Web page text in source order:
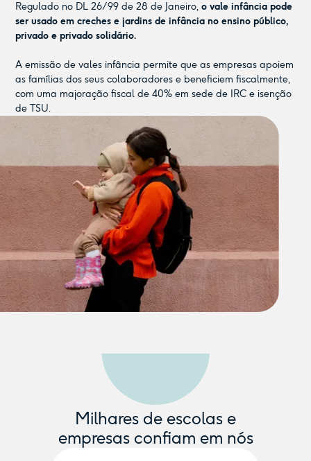
Regulado no DL 26/99 de 28 de Janeiro,o vale infância pode
ser usado em creches e jardins de infância no ensino público,
privado e privado solidário.
A emissão de vales infância permite que as empresas apoiem
as famílias dos seus colaboradores e beneficiem fiscalmente,
com uma majoração fiscal de 40% em sede de IRC e isenção
de TSU.
Milhares de escolas e
empresas confiam em nós